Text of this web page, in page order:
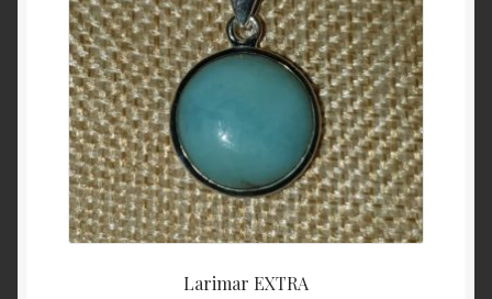
Larimar EXTRA